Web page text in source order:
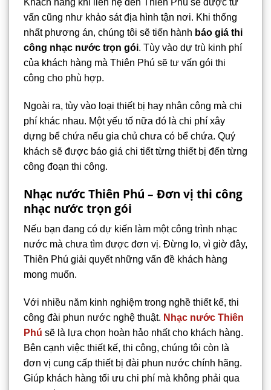
Khách hàng khi liên hệ đến Thiên Phú sẽ được tư
vấn cũng như khảo sát địa hình tận nơi. Khi thống
nhất phương án, chúng tôi sẽ tiến hành báo giá thi
công nhạc nước trọn gói. Tùy vào dự trù kinh phí
của khách hàng mà Thiên Phú sẽ tư vấn gói thi
công cho phù hợp.
Ngoài ra, tùy vào loại thiết bị hay nhân công mà chi
phí khác nhau. Một yếu tố nữa đó là chi phí xây
dựng bể chứa nếu gia chủ chưa có bể chứa. Quý
khách sẽ được báo giá chi tiết từng thiết bị đến từng
công đoạn thi công.
Nhạc nước Thiên Phú – Đơn vị thi công
nhạc nước trọn gói
Nếu bạn đang có dự kiến làm một công trình nhạc
nước mà chưa tìm được đơn vị. Đừng lo, vì giờ đây,
Thiên Phú giải quyết những vấn đề khách hàng
mong muốn.
Với nhiều năm kinh nghiệm trong nghề thiết kế, thi
công đài phun nước nghệ thuật. Nhạc nước Thiên
Phú sẽ là lựa chọn hoàn hảo nhất cho khách hàng.
Bên cạnh việc thiết kế, thi công, chúng tôi còn là
đơn vị cung cấp thiết bị đài phun nước chính hãng.
Giúp khách hàng tối ưu chi phí mà không phải qua